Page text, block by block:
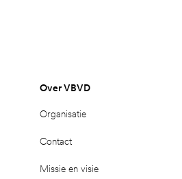
Over VBVD
Organisatie
Contact
Missie en visie